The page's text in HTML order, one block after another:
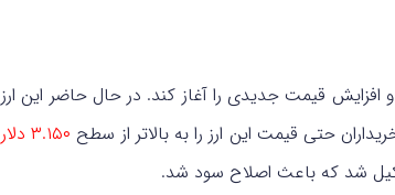
دلار تثبیت شود و افزایش قیمت جدیدی را آغاز کند. در حال حاضر این ارز
حتی قیمت این ارز را به بالاتر از سطح ۳.۱۵۰ دلار
شد که باعث اصلاح سود شد.